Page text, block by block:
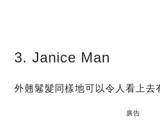
3. Janice Man
外翹鬈髮同樣地可以令人看上去
廣告